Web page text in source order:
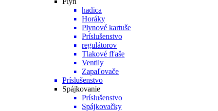
hadica
Horáky
Plynové kartuše
Príslušenstvo
regulátorov
Tlakové fľaše
Ventily
Zapaľovače
Príslušenstvo
Spájkovanie
Príslušenstvo
Spájkovačky